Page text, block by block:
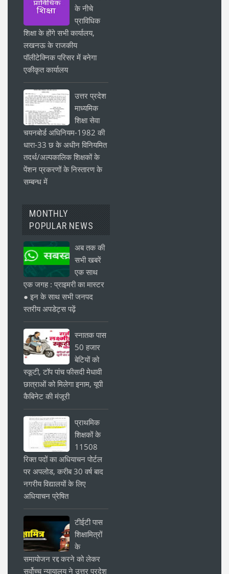
के नीचे
प्राविधिक
शिक्षा के होंगे सभी कार्यालय,
लखनऊ के राजकीय
पॉलीटेक्निक परिसर में बनेगा
एकीकृत कार्यालय
उत्तर प्रदेश
माध्यमिक
शिक्षा सेवा
चयनबोर्ड अधिनियम-1982 की
धारा-33 छ के अधीन विनियमित
तदर्थ/अल्पकालिक शिक्षकों के
पेंशन प्रकरणों के निस्तारण के
सम्बन्ध में
MONTHLY
POPULAR NEWS
अब तक की
सभी खबरें
एक साथ
एक जगह : प्राइमरी का मास्टर
● इन के साथ सभी जनपद
स्तरीय अपडेट्स पढ़ें
स्नातक पास
50 हजार
बेटियों को
स्कूटी, टॉप पांच फीसदी मेधावी
छात्राओं को मिलेगा इनाम, यूपी
कैबिनेट की मंजूरी
प्राथमिक
शिक्षकों के
11508
रिक्त पदों का अधियाचन पोर्टल
पर अपलोड, करीब 30 वर्ष बाद
नगरीय विद्यालयों के लिए
अधियाचन प्रेषित
टीईटी पास
शिक्षामित्रों
के
समायोजन रद्द करने को लेकर
सर्वोच्च न्यायालय ने उत्तर प्रदेश